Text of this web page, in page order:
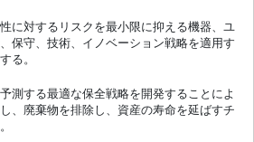
に対するリスクを最小限に抑える機器、ユ
保守、技術、イノベーション戦略を適用す
る。
測する最適な保全戦略を開発することによ
、廃棄物を排除し、資産の寿命を延ばすチ